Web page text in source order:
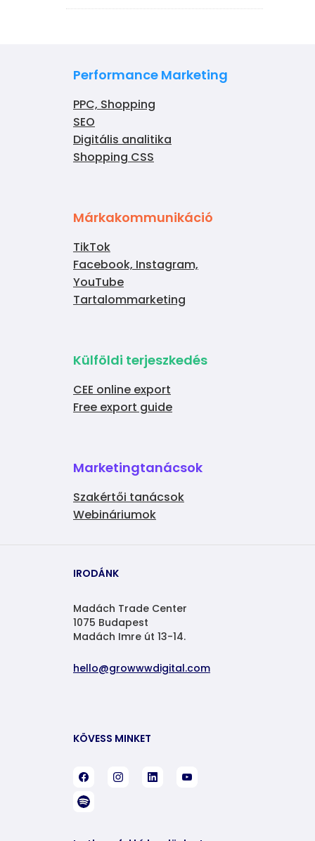
Performance Marketing
PPC, Shopping
SEO
Digitális analitika
Shopping CSS
Márkakommunikáció
TikTok
Facebook, Instagram,
YouTube
Tartalommarketing
Külföldi terjeszkedés
CEE online export
Free export guide
Marketingtanácsok
Szakértői tanácsok
Webináriumok
IRODÁNK
Madách Trade Center
1075 Budapest
Madách Imre út 13-14.
hello@growwwdigital.com
KÖVESS MINKET